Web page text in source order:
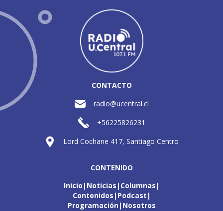
CONTACTO
radio@ucentral.cl
+56225826231
Lord Cochane 417, Santiago Centro
CONTENIDO
Inicio Noticias Columnas
Contenidos Podcast
Programación Nosotros